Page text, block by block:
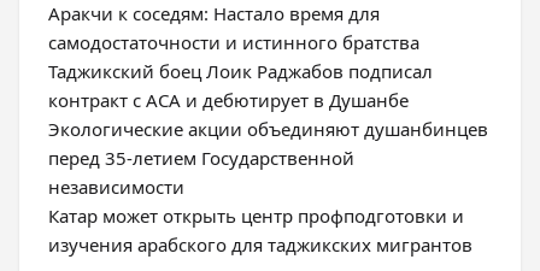
Аракчи к соседям: Настало время для
самодостаточности и истинного братства
Таджикский боец Лоик Раджабов подписал
контракт с ACA и дебютирует в Душанбе
Экологические акции объединяют душанбинцев
перед 35-летием Государственной
независимости
Катар может открыть центр профподготовки и
изучения арабского для таджикских мигрантов